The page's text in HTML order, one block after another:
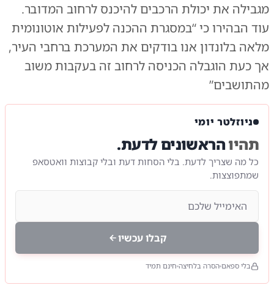
מגבילה את יכולת הרכבים להיכנס לרחוב המדובר.
עוד הבהירו כי “במסגרת ההכנה לפעילות אוטונומית
מלאה בלונדון אנו בודקים את המערכת ברחבי העיר,
אך כעת הוגבלה הכניסה לרחוב זה בעקבות משוב
מהתושבים”
ניוזלטר יומי
תהיוהראשונים לדעת.
כל מה שצריך לדעת. בלי הסחות דעת ובלי קבוצות וואטסאפ
שמתפוצצות.
קבלו עכשיו
בלי ספאם הסרה בלחיצה חינם תמיד